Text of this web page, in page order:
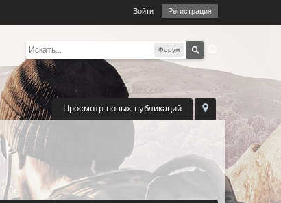
Войти Регистрация
Форум
Просмотр новых публикаций